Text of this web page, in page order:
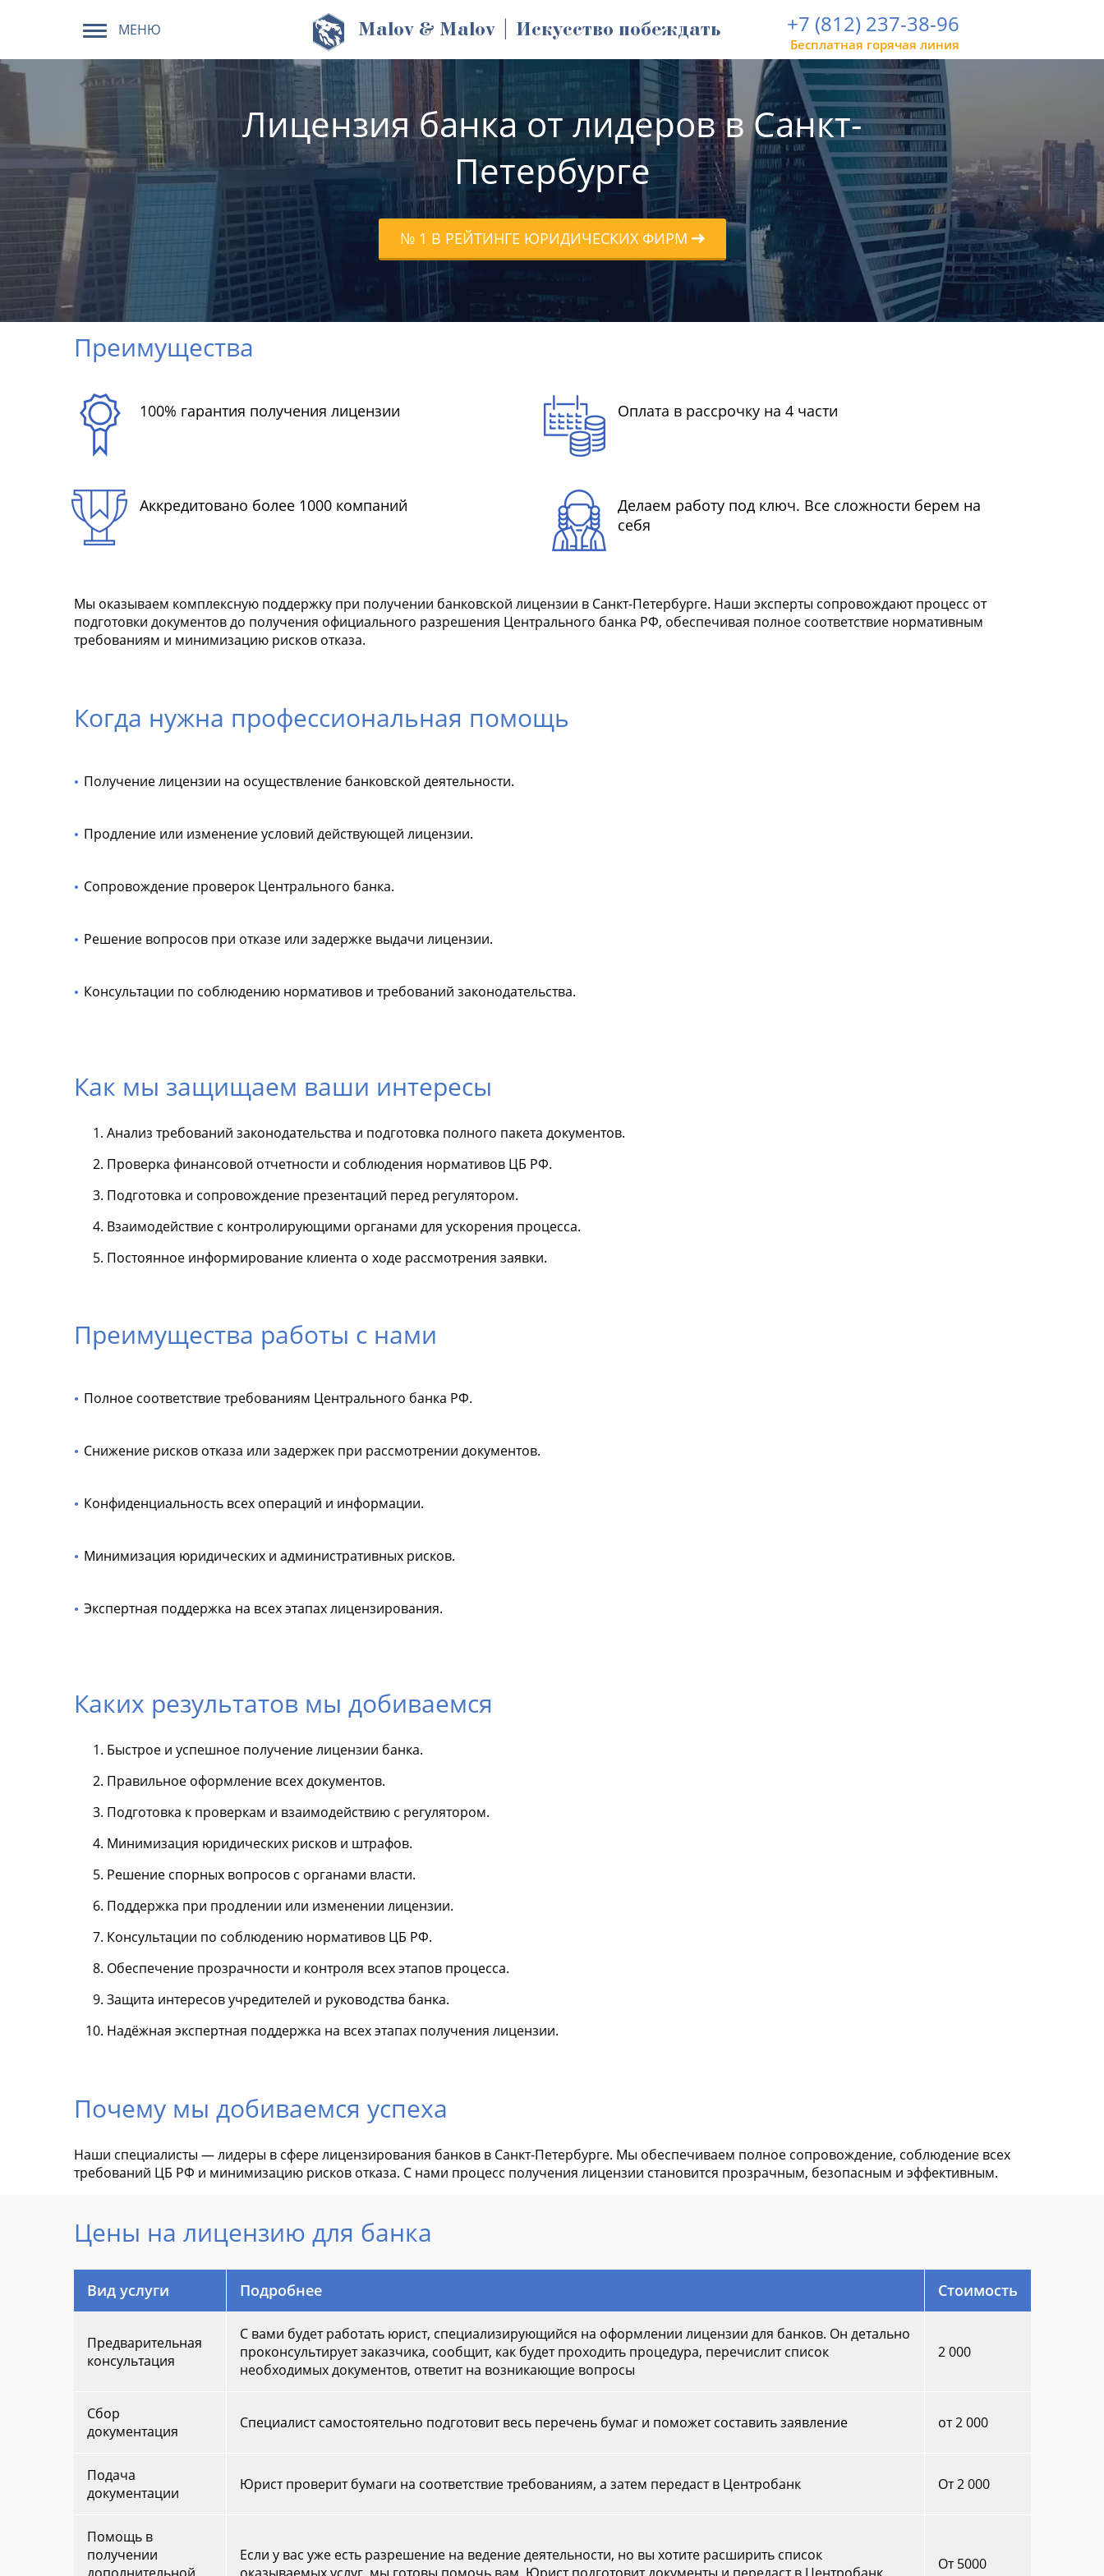
МЕНЮ Malov & Malov | Искусство побеждать +7 (812) 237-38-96
Бесплатная горячая линия
Лицензия банка от лидеров в Санкт-
Петербурге
№ 1 В РЕЙТИНГЕ ЮРИДИЧЕСКИХ ФИРМ
Преимущества
100% гарантия получения лицензии Оплата в рассрочку на 4 части
Аккредитовано более 1000 компаний
Делаем работу под ключ. Все сложности берем на
себя
Мы оказываем комплексную поддержку при получении банковской лицензии в Санкт-Петербурге. Наши эксперты сопровождают процесс от
подготовки документов до получения официального разрешения Центрального банка РФ, обеспечивая полное соответствие нормативным
требованиям и минимизацию рисков отказа.
Когда нужна профессиональная помощь
Получение лицензии на осуществление банковской деятельности.
Продление или изменение условий действующей лицензии.
Сопровождение проверок Центрального банка.
Решение вопросов при отказе или задержке выдачи лицензии.
Консультации по соблюдению нормативов и требований законодательства.
Как мы защищаем ваши интересы
Анализ требований законодательства и подготовка полного пакета документов.
Проверка финансовой отчетности и соблюдения нормативов ЦБ РФ.
Подготовка и сопровождение презентаций перед регулятором.
Взаимодействие с контролирующими органами для ускорения процесса.
Постоянное информирование клиента о ходе рассмотрения заявки.
Преимущества работы с нами
Полное соответствие требованиям Центрального банка РФ.
Снижение рисков отказа или задержек при рассмотрении документов.
Конфиденциальность всех операций и информации.
Минимизация юридических и административных рисков.
Экспертная поддержка на всех этапах лицензирования.
Каких результатов мы добиваемся
Быстрое и успешное получение лицензии банка.
Правильное оформление всех документов.
Подготовка к проверкам и взаимодействию с регулятором.
Минимизация юридических рисков и штрафов.
Решение спорных вопросов с органами власти.
Поддержка при продлении или изменении лицензии.
Консультации по соблюдению нормативов ЦБ РФ.
Обеспечение прозрачности и контроля всех этапов процесса.
Защита интересов учредителей и руководства банка.
Надёжная экспертная поддержка на всех этапах получения лицензии.
Почему мы добиваемся успеха
Наши специалисты — лидеры в сфере лицензирования банков в Санкт-Петербурге. Мы обеспечиваем полное сопровождение, соблюдение всех
требований ЦБ РФ и минимизацию рисков отказа. С нами процесс получения лицензии становится прозрачным, безопасным и эффективным.
Цены на лицензию для банка
Вид услуги Подробнее Стоимость
Предварительная
консультация
С вами будет работать юрист, специализирующийся на оформлении лицензии для банков. Он детально
проконсультирует заказчика, сообщит, как будет проходить процедура, перечислит список
необходимых документов, ответит на возникающие вопросы
2 000
Сбор
документация
Специалист самостоятельно подготовит весь перечень бумаг и поможет составить заявление от 2 000
Подача
документации
Юрист проверит бумаги на соответствие требованиям, а затем передаст в Центробанк От 2 000
Помощь в
получении
Если у вас уже есть разрешение на ведение деятельности, но вы хотите расширить список
От 5000